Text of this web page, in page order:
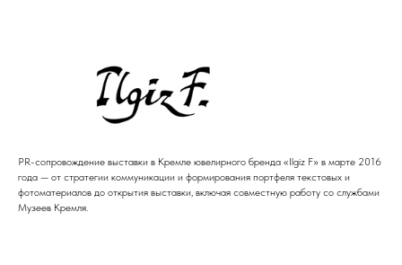
PR-сопровождение выставки в Кремле ювелирного бренда «Ilgiz F» в марте 2016
года — от стратегии коммуникации и формирования портфеля текстовых и
фотоматериалов до открытия выставки, включая совместную работу со службами
Музеев Кремля.